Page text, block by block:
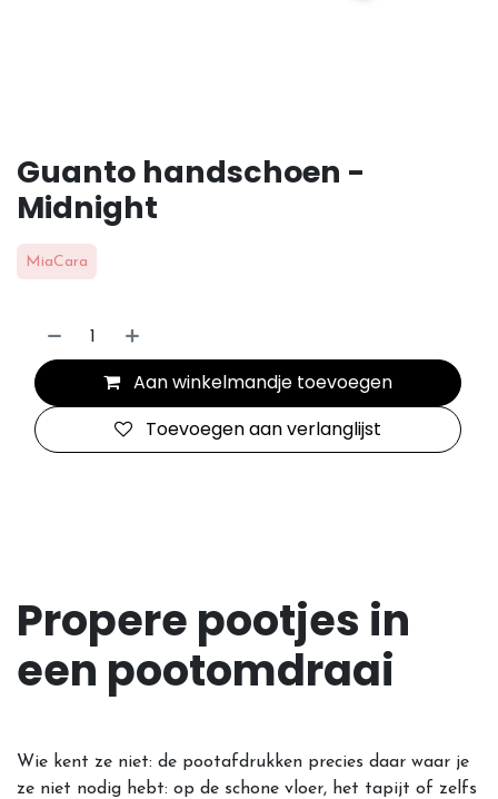
Guanto handschoen -
Midnight
MiaCara
Aan winkelmandje toevoegen
Toevoegen aan verlanglijst
Propere pootjes in
een pootomdraai
Wie kent ze niet: de pootafdrukken precies daar waar je
ze niet nodig hebt: op de schone vloer, het tapijt of zelfs